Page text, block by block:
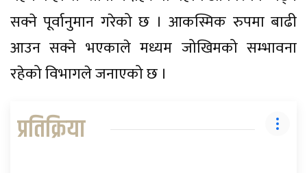
सक्ने पूर्वानुमान गरेको छ । आकस्मिक रुपमा बाढी
आउन सक्ने भएकाले मध्यम जोखिमको सम्भावना
रहेको विभागले जनाएको छ ।
प्रतिक्रिया